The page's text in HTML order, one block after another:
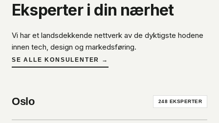
Eksperter i din nærhet
Vi har et landsdekkende nettverk av de dyktigste hodene
innen tech, design og markedsføring.
SE ALLE KONSULENTER →
Oslo 248 EKSPERTER